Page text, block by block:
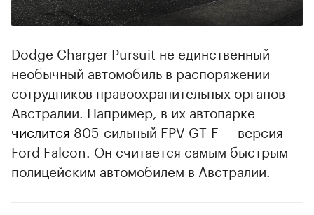
Dodge Charger Pursuit не единственный
необычный автомобиль в распоряжении
сотрудников правоохранительных органов
Австралии. Например, в их автопарке
числится 805-сильный FPV GT-F — версия
Ford Falcon. Он считается самым быстрым
полицейским автомобилем в Австралии.